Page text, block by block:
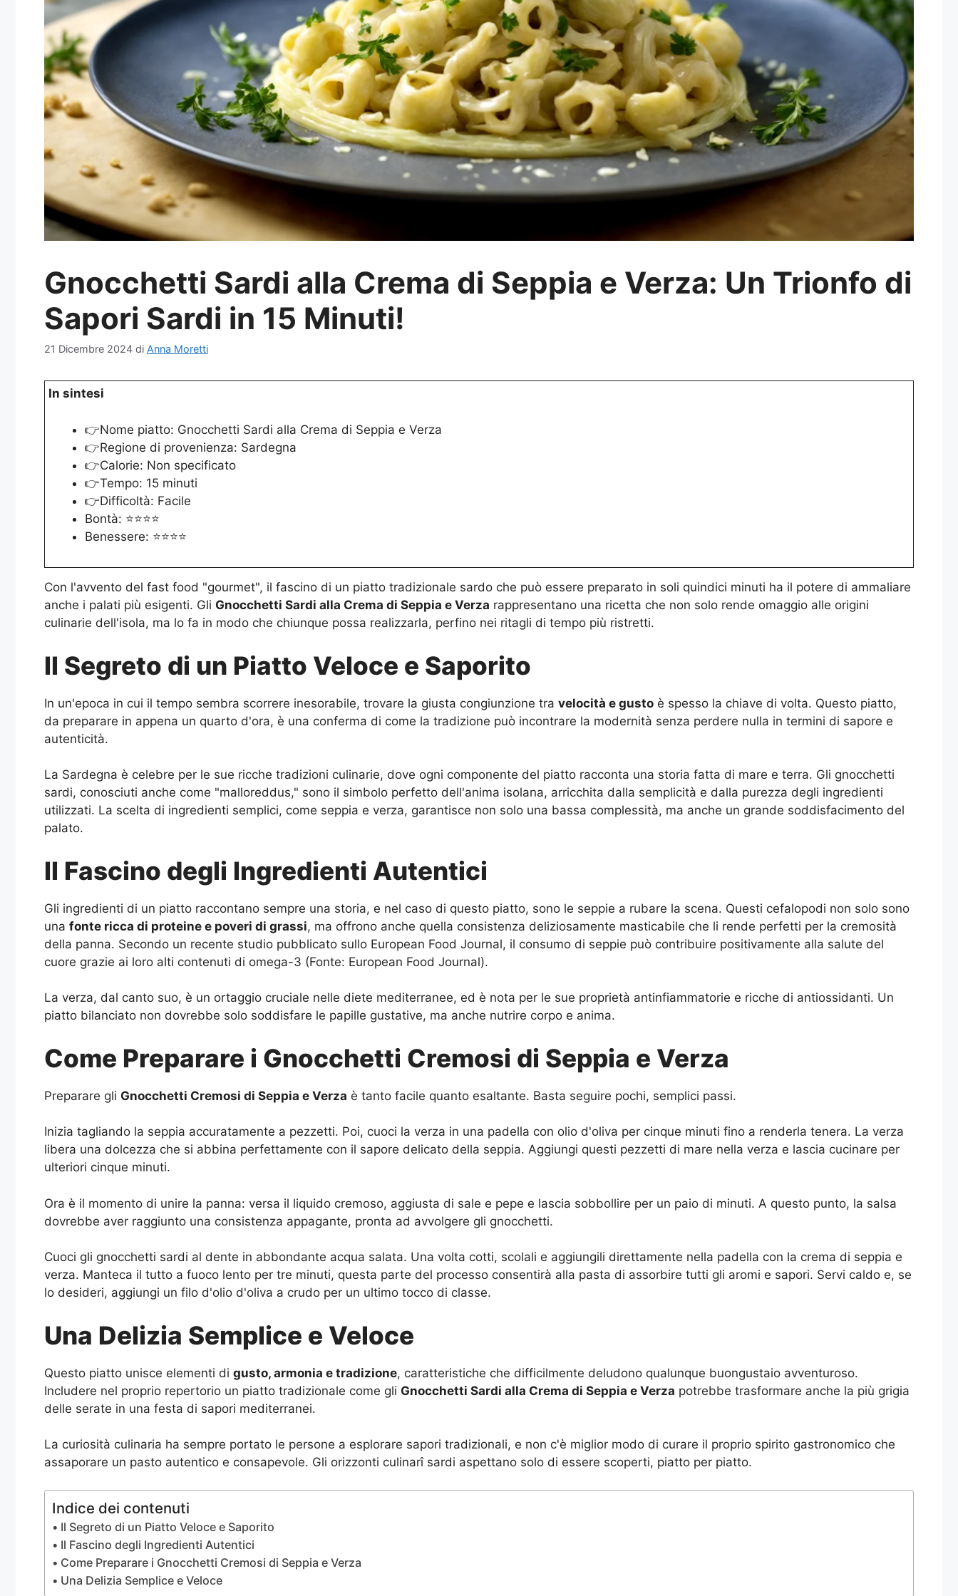
Gnocchetti Sardi alla Crema di Seppia e Verza: Un Trionfo di
Sapori Sardi in 15 Minuti!
21 Dicembre 2024 di Anna Moretti
In sintesi
👉Nome piatto: Gnocchetti Sardi alla Crema di Seppia e Verza
👉Regione di provenienza: Sardegna
👉Calorie: Non specificato
👉Tempo: 15 minuti
👉Difficoltà: Facile
Bontà: ⭐⭐⭐⭐
Benessere: ⭐⭐⭐⭐
Con l'avvento del fast food "gourmet", il fascino di un piatto tradizionale sardo che può essere preparato in soli quindici minuti ha il potere di ammaliare
anche i palati più esigenti. Gli Gnocchetti Sardi alla Crema di Seppia e Verza rappresentano una ricetta che non solo rende omaggio alle origini
culinarie dell'isola, ma lo fa in modo che chiunque possa realizzarla, perfino nei ritagli di tempo più ristretti.
Il Segreto di un Piatto Veloce e Saporito
In un'epoca in cui il tempo sembra scorrere inesorabile, trovare la giusta congiunzione tra velocità e gusto è spesso la chiave di volta. Questo piatto,
da preparare in appena un quarto d'ora, è una conferma di come la tradizione può incontrare la modernità senza perdere nulla in termini di sapore e
autenticità.
La Sardegna è celebre per le sue ricche tradizioni culinarie, dove ogni componente del piatto racconta una storia fatta di mare e terra. Gli gnocchetti
sardi, conosciuti anche come "malloreddus," sono il simbolo perfetto dell'anima isolana, arricchita dalla semplicità e dalla purezza degli ingredienti
utilizzati. La scelta di ingredienti semplici, come seppia e verza, garantisce non solo una bassa complessità, ma anche un grande soddisfacimento del
palato.
Il Fascino degli Ingredienti Autentici
Gli ingredienti di un piatto raccontano sempre una storia, e nel caso di questo piatto, sono le seppie a rubare la scena. Questi cefalopodi non solo sono
una fonte ricca di proteine e poveri di grassi, ma offrono anche quella consistenza deliziosamente masticabile che li rende perfetti per la cremosità
della panna. Secondo un recente studio pubblicato sullo European Food Journal, il consumo di seppie può contribuire positivamente alla salute del
cuore grazie ai loro alti contenuti di omega-3 (Fonte: European Food Journal).
La verza, dal canto suo, è un ortaggio cruciale nelle diete mediterranee, ed è nota per le sue proprietà antinfiammatorie e ricche di antiossidanti. Un
piatto bilanciato non dovrebbe solo soddisfare le papille gustative, ma anche nutrire corpo e anima.
Come Preparare i Gnocchetti Cremosi di Seppia e Verza
Preparare gli Gnocchetti Cremosi di Seppia e Verza è tanto facile quanto esaltante. Basta seguire pochi, semplici passi.
Inizia tagliando la seppia accuratamente a pezzetti. Poi, cuoci la verza in una padella con olio d'oliva per cinque minuti fino a renderla tenera. La verza
libera una dolcezza che si abbina perfettamente con il sapore delicato della seppia. Aggiungi questi pezzetti di mare nella verza e lascia cucinare per
ulteriori cinque minuti.
Ora è il momento di unire la panna: versa il liquido cremoso, aggiusta di sale e pepe e lascia sobbollire per un paio di minuti. A questo punto, la salsa
dovrebbe aver raggiunto una consistenza appagante, pronta ad avvolgere gli gnocchetti.
Cuoci gli gnocchetti sardi al dente in abbondante acqua salata. Una volta cotti, scolali e aggiungili direttamente nella padella con la crema di seppia e
verza. Manteca il tutto a fuoco lento per tre minuti, questa parte del processo consentirà alla pasta di assorbire tutti gli aromi e sapori. Servi caldo e, se
lo desideri, aggiungi un filo d'olio d'oliva a crudo per un ultimo tocco di classe.
Una Delizia Semplice e Veloce
Questo piatto unisce elementi di gusto, armonia e tradizione, caratteristiche che difficilmente deludono qualunque buongustaio avventuroso.
Includere nel proprio repertorio un piatto tradizionale come gli Gnocchetti Sardi alla Crema di Seppia e Verza potrebbe trasformare anche la più grigia
delle serate in una festa di sapori mediterranei.
La curiosità culinaria ha sempre portato le persone a esplorare sapori tradizionali, e non c'è miglior modo di curare il proprio spirito gastronomico che
assaporare un pasto autentico e consapevole. Gli orizzonti culinarî sardi aspettano solo di essere scoperti, piatto per piatto.
Indice dei contenuti
Il Segreto di un Piatto Veloce e Saporito
Il Fascino degli Ingredienti Autentici
Come Preparare i Gnocchetti Cremosi di Seppia e Verza
Una Delizia Semplice e Veloce